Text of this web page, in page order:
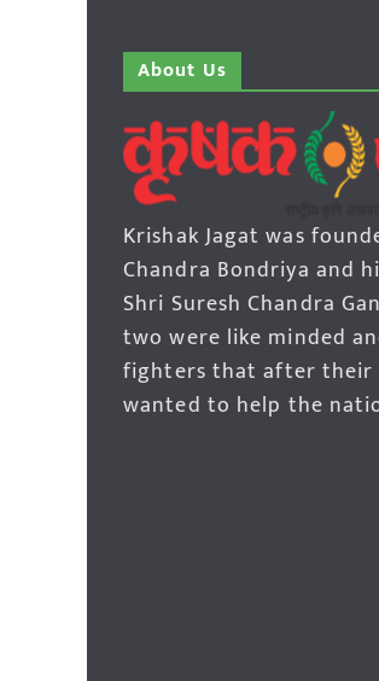
About Us
Krishak Jagat was
Chandra Bondriya and
Shri Suresh Chandra
two were like minded
fighters that after their
wanted to help the